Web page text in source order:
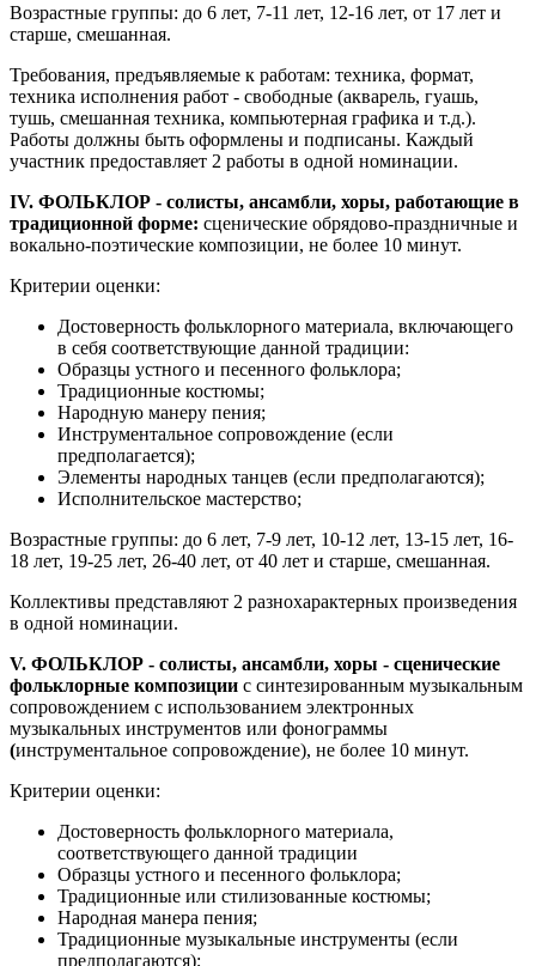
Возрастные группы: до 6 лет, 7-11 лет, 12-16 лет, от 17 лет и
старше, смешанная.
Требования, предъявляемые к работам: техника, формат,
техника исполнения работ - свободные (акварель, гуашь,
тушь, смешанная техника, компьютерная графика и т.д.).
Работы должны быть оформлены и подписаны. Каждый
участник предоставляет 2 работы в одной номинации.
IV. ФОЛЬКЛОР - солисты, ансамбли, хоры, работающие в
традиционной форме: сценические обрядово-праздничные и
вокально-поэтические композиции, не более 10 минут.
Критерии оценки:
Достоверность фольклорного материала, включающего
в себя соответствующие данной традиции:
Образцы устного и песенного фольклора;
Традиционные костюмы;
Народную манеру пения;
Инструментальное сопровождение (если
предполагается);
Элементы народных танцев (если предполагаются);
Исполнительское мастерство;
Возрастные группы: до 6 лет, 7-9 лет, 10-12 лет, 13-15 лет, 16-
18 лет, 19-25 лет, 26-40 лет, от 40 лет и старше, смешанная.
Коллективы представляют 2 разнохарактерных произведения
в одной номинации.
V. ФОЛЬКЛОР - солисты, ансамбли, хоры - сценические
фольклорные композиции с синтезированным музыкальным
сопровождением с использованием электронных
музыкальных инструментов или фонограммы
(инструментальное сопровождение), не более 10 минут.
Критерии оценки:
Достоверность фольклорного материала,
соответствующего данной традиции
Образцы устного и песенного фольклора;
Традиционные или стилизованные костюмы;
Народная манера пения;
Традиционные музыкальные инструменты (если
предполагаются);